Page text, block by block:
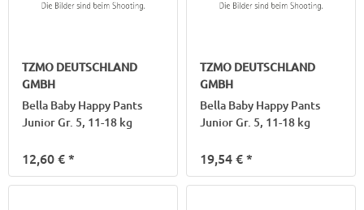
TZMO DEUTSCHLAND
GMBH
Bella Baby Happy Pants
Junior Gr. 5, 11-18 kg
12,60 €*
TZMO DEUTSCHLAND
GMBH
Bella Baby Happy Pants
Junior Gr. 5, 11-18 kg
19,54 €*